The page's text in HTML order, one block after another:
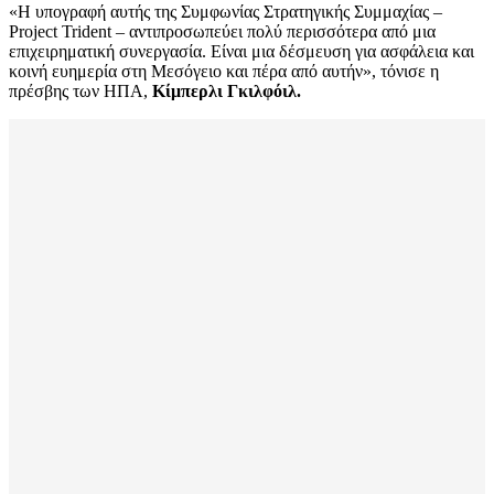
«Η υπογραφή αυτής της Συμφωνίας Στρατηγικής Συμμαχίας –
Project Trident – αντιπροσωπεύει πολύ περισσότερα από μια
επιχειρηματική συνεργασία. Είναι μια δέσμευση για ασφάλεια και
κοινή ευημερία στη Μεσόγειο και πέρα από αυτήν», τόνισε η
πρέσβης των ΗΠΑ, Κίμπερλι Γκιλφόιλ.